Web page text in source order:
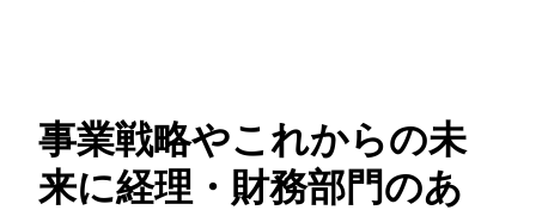
事業戦略やこれからの未
来に経理・財務部門のあ